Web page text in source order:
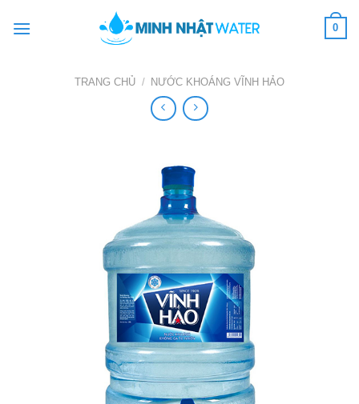
0
TRANG CHỦ / NƯỚC KHOÁNG VĨNH HẢO